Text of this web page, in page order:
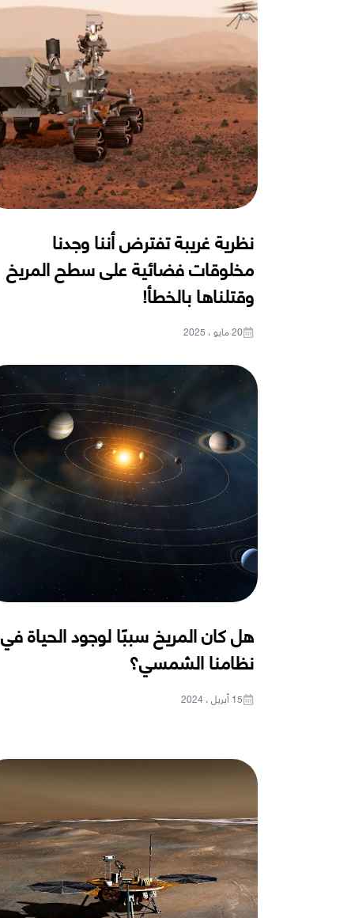
نظرية غريبة تفترض أننا وجدنا
مخلوقات فضائية على سطح المريخ
وقتلناها بالخطأ!
20 مايو ، 2025
هل كان المريخ سببًا لوجود الحياة في
نظامنا الشمسي؟
15 أبريل ، 2024